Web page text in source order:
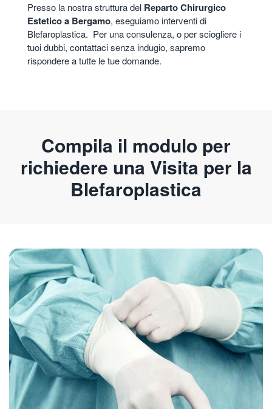
Presso la nostra struttura del Reparto Chirurgico
Estetico a Bergamo, eseguiamo interventi di
Blefaroplastica. Per una consulenza, o per sciogliere i
tuoi dubbi, contattaci senza indugio, sapremo
rispondere a tutte le tue domande.
Compila il modulo per
richiedere una Visita per la
Blefaroplastica